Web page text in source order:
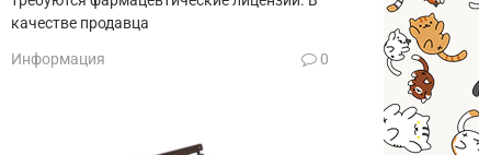
качестве продавца
Информация 0